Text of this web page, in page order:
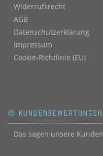
Widerrufsrecht
AGB
Datenschutzerklärung
Impressum
Cookie-Richtlinie (EU)
😍 KUNDENBEWERTUNGEN
Das sagen unsere Kunden